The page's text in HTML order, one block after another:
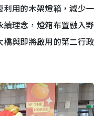
用的木架燈箱，減少一
理念，燈箱布置融入野
與即將啟用的第二行政